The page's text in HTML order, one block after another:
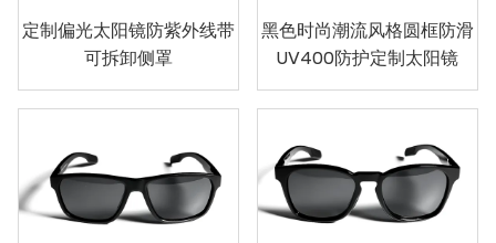
定制偏光太阳镜防紫外线带
可拆卸侧罩
黑色时尚潮流风格圆框防滑
UV400防护定制太阳镜